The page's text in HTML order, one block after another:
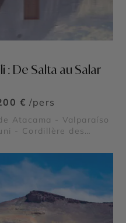
: De Salta au Salar
€ /pers
Atacama - Valparaíso
- Cordillère des